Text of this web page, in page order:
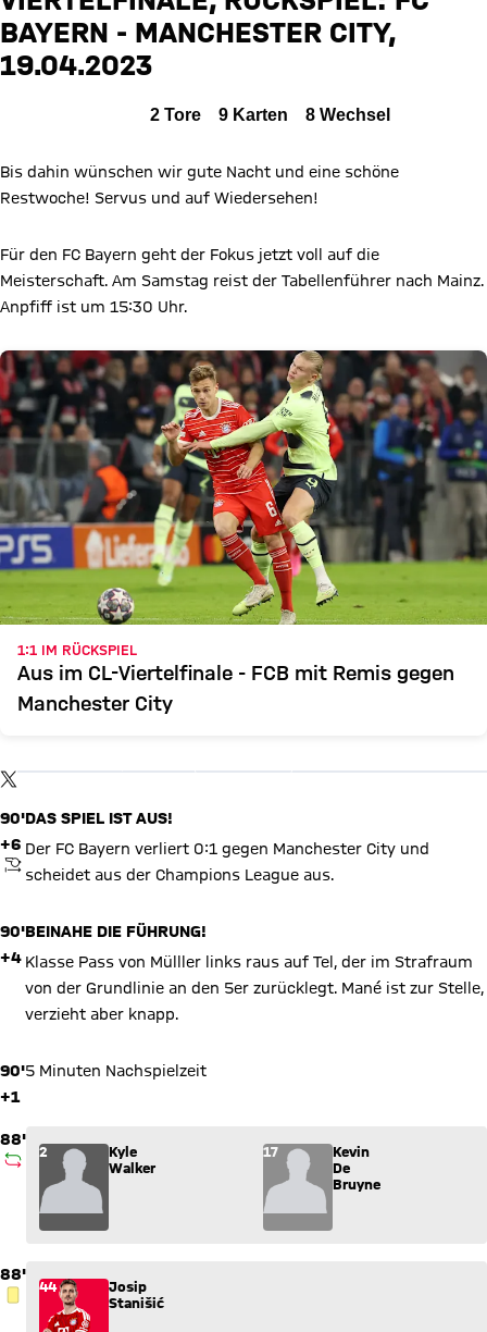
Zum Spielbericht
BAYERN - MANCHESTER CITY,
19.04.2023
2 Tore 9 Karten 8 Wechsel
Bis dahin wünschen wir gute Nacht und eine schöne
Restwoche! Servus und auf Wiedersehen!
Für den FC Bayern geht der Fokus jetzt voll auf die
Meisterschaft. Am Samstag reist der Tabellenführer nach Mainz.
Anpfiff ist um 15:30 Uhr.
1:1 IM RÜCKSPIEL
Aus im CL-Viertelfinale - FCB mit Remis gegen
Manchester City
TWITTER-BEITRAGverarbeiten. Vorher kann das soziale Netzwerk keine Daten über
gespeichert und Sie können dies jederzeit in der
90'
+6
ANPFIFF
DAS SPIEL IST AUS!
Der FC Bayern verliert 0:1 gegen Manchester City und
scheidet aus der Champions League aus.
90'
+4
BEINAHE DIE FÜHRUNG!
Klasse Pass von Mülller links raus auf Tel, der im Strafraum
von der Grundlinie an den 5er zurücklegt. Mané ist zur Stelle,
verzieht aber knapp.
90'
+1
5 Minuten Nachspielzeit
88'
AUSWECHSLUNG
Wechsel: Kyle Walker (2) kommt für Kevin De Bruyne (17)
2
Kyle
Walker
17
Kevin
De
Bruyne
88'
GELBE KARTE
44
Josip
Stanišić